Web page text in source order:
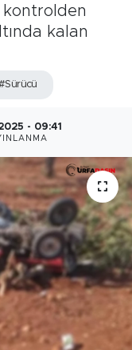
kontrolden
kalan
- 09:41